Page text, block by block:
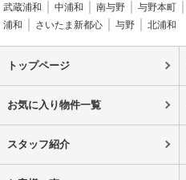
武蔵浦和 中浦和 南与野 与野本町
浦和
さいたま新都心 与野 北浦和
トップページ
お気に入り物件一覧
スタッフ紹介